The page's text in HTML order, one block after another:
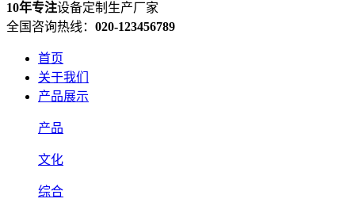
10年专注设备定制生产厂家
全国咨询热线： 020-123456789
首页
关于我们
产品展示
产品
文化
综合